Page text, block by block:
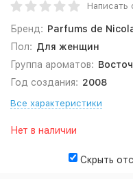
Написать
Бренд: Parfums de
Пол: Для женщин
Группа ароматов:
Год создания: 2008
Все характеристики
Нет в наличии
Скрыть